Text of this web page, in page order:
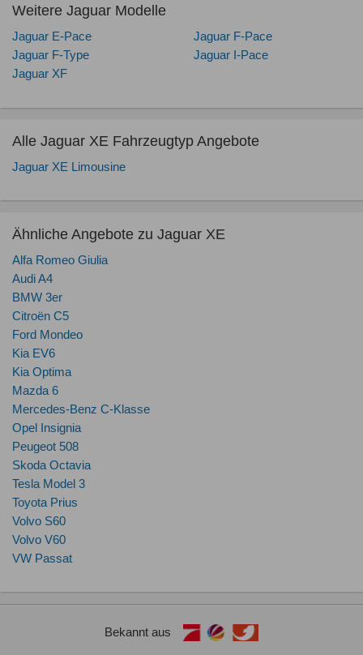
Weitere Jaguar Modelle
Jaguar E-Pace
Jaguar F-Pace
Jaguar F-Type
Jaguar I-Pace
Jaguar XF
Alle Jaguar XE Fahrzeugtyp Angebote
Jaguar XE Limousine
Ähnliche Angebote zu Jaguar XE
Alfa Romeo Giulia
Audi A4
BMW 3er
Citroën C5
Ford Mondeo
Kia EV6
Kia Optima
Mazda 6
Mercedes-Benz C-Klasse
Opel Insignia
Peugeot 508
Skoda Octavia
Tesla Model 3
Toyota Prius
Volvo S60
Volvo V60
VW Passat
Bekannt aus